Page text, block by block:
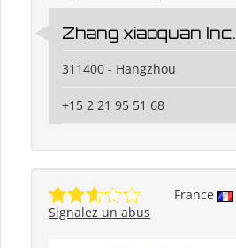
Zhang xiaoquan Inc.
311400 - Hangzhou
+15 2 21 95 51 68
France
Signalez un abus